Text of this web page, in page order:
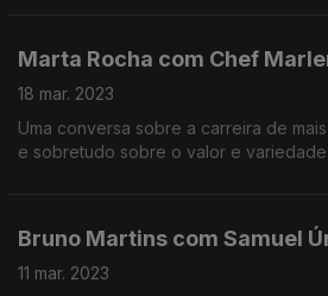
Marta Rocha com Chef
18 mar. 2023
Uma conversa sobre a carreira de
e sobretudo sobre o valor e
Bruno Martins com Samuel
11 mar. 2023